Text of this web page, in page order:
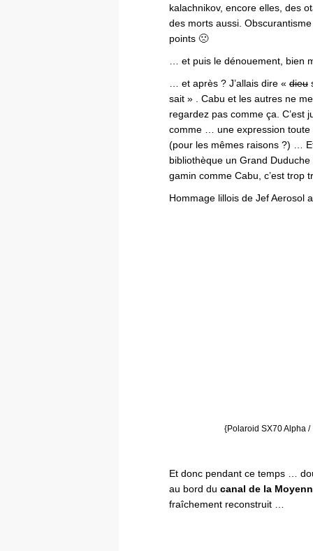
kalachnikov, encore elles, des
des morts aussi.
points 🙁
… et puis le dénouement, bien
… et après ? J’allais dire « dieu
sait » . Cabu et les autres ne me
regardez pas comme ça. C’est
comme … une expression toute
(pour les mêmes raisons ?) …
bibliothèque un Grand
gamin comme Cabu, c’est trop
Hommage lillois de Jef Aerosol
{Polaroid SX70 Alpha
Et donc pendant ce temps …
au bord du canal de la
fraîchement reconstruit …